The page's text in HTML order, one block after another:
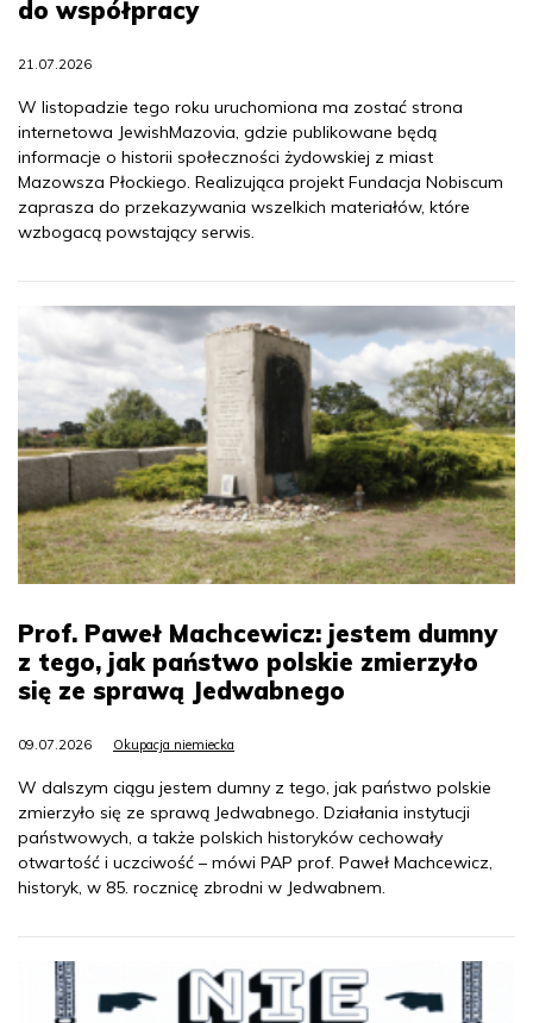
do współpracy
21.07.2026
W listopadzie tego roku uruchomiona ma zostać strona
internetowa JewishMazovia, gdzie publikowane będą
informacje o historii społeczności żydowskiej z miast
Mazowsza Płockiego. Realizująca projekt Fundacja Nobiscum
zaprasza do przekazywania wszelkich materiałów, które
wzbogacą powstający serwis.
Prof. Paweł Machcewicz: jestem dumny
z tego, jak państwo polskie zmierzyło
się ze sprawą Jedwabnego
09.07.2026 Okupacja niemiecka
W dalszym ciągu jestem dumny z tego, jak państwo polskie
zmierzyło się ze sprawą Jedwabnego. Działania instytucji
państwowych, a także polskich historyków cechowały
otwartość i uczciwość – mówi PAP prof. Paweł Machcewicz,
historyk, w 85. rocznicę zbrodni w Jedwabnem.